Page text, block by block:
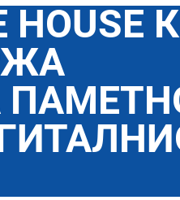
HOUSE